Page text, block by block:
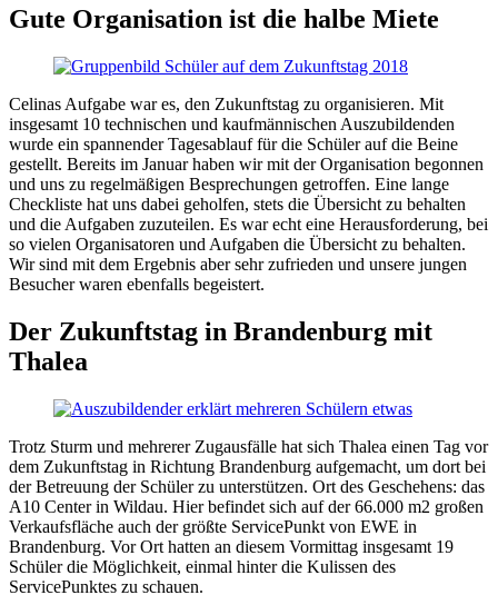
Gute Organisation ist die halbe Miete
Celinas Aufgabe war es, den Zukunftstag zu organisieren. Mit
insgesamt 10 technischen und kaufmännischen Auszubildenden
wurde ein spannender Tagesablauf für die Schüler auf die Beine
gestellt. Bereits im Januar haben wir mit der Organisation begonnen
und uns zu regelmäßigen Besprechungen getroffen. Eine lange
Checkliste hat uns dabei geholfen, stets die Übersicht zu behalten
und die Aufgaben zuzuteilen. Es war echt eine Herausforderung, bei
so vielen Organisatoren und Aufgaben die Übersicht zu behalten.
Wir sind mit dem Ergebnis aber sehr zufrieden und unsere jungen
Besucher waren ebenfalls begeistert.
Der Zukunftstag in Brandenburg mit
Thalea
Trotz Sturm und mehrerer Zugausfälle hat sich Thalea einen Tag vor
dem Zukunftstag in Richtung Brandenburg aufgemacht, um dort bei
der Betreuung der Schüler zu unterstützen. Ort des Geschehens: das
A10 Center in Wildau. Hier befindet sich auf der 66.000 m2 großen
Verkaufsfläche auch der größte ServicePunkt von EWE in
Brandenburg. Vor Ort hatten an diesem Vormittag insgesamt 19
Schüler die Möglichkeit, einmal hinter die Kulissen des
ServicePunktes zu schauen.